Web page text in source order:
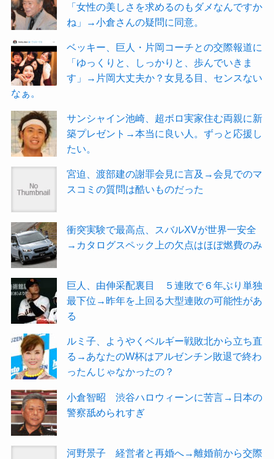
「女性の美しさを求めるのもダメなんですか
ね」→小倉さんの疑問に同意。
ベッキー、巨人・片岡コーチとの交際報道に
「ゆっくりと、しっかりと、歩んでいきま
す」→片岡大丈夫か？女見る目、センスない
なぁ。
サンシャイン池崎、超ボロ実家住む両親に新
築プレゼント→本当に良い人。ずっと応援し
たい。
宮迫、渡部建の謝罪会見に言及→会見でのマ
スコミの質問は酷いものだった
衝突実験で最高点、スバルXVが世界一安全
→カタログスペック上の欠点はほぼ燃費のみ
巨人、由伸采配裏目 ５連敗で６年ぶり単独
最下位→昨年を上回る大型連敗の可能性があ
る
ルミ子、ようやくベルギー戦敗北から立ち直
る→あなたのW杯はアルゼンチン敗退で終わ
ったんじゃなかったの？
小倉智昭 渋谷ハロウィーンに苦言→日本の
警察舐められすぎ
河野景子 経営者と再婚へ→離婚前から交際